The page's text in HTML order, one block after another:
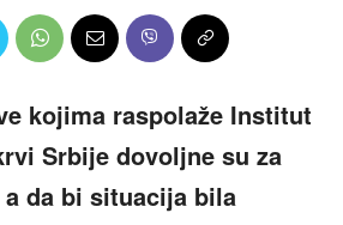
kojima raspolaže Institut
Srbije dovoljne su za
da bi situacija bila